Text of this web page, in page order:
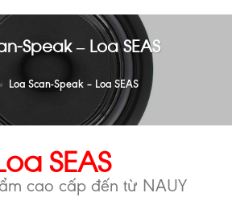
Speak – Loa SEAS
» Loa Scan-Speak – Loa SEAS
SEAS
cao cấp đến từ NAUY